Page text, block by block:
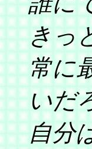
きっ
常に
いだ
自分